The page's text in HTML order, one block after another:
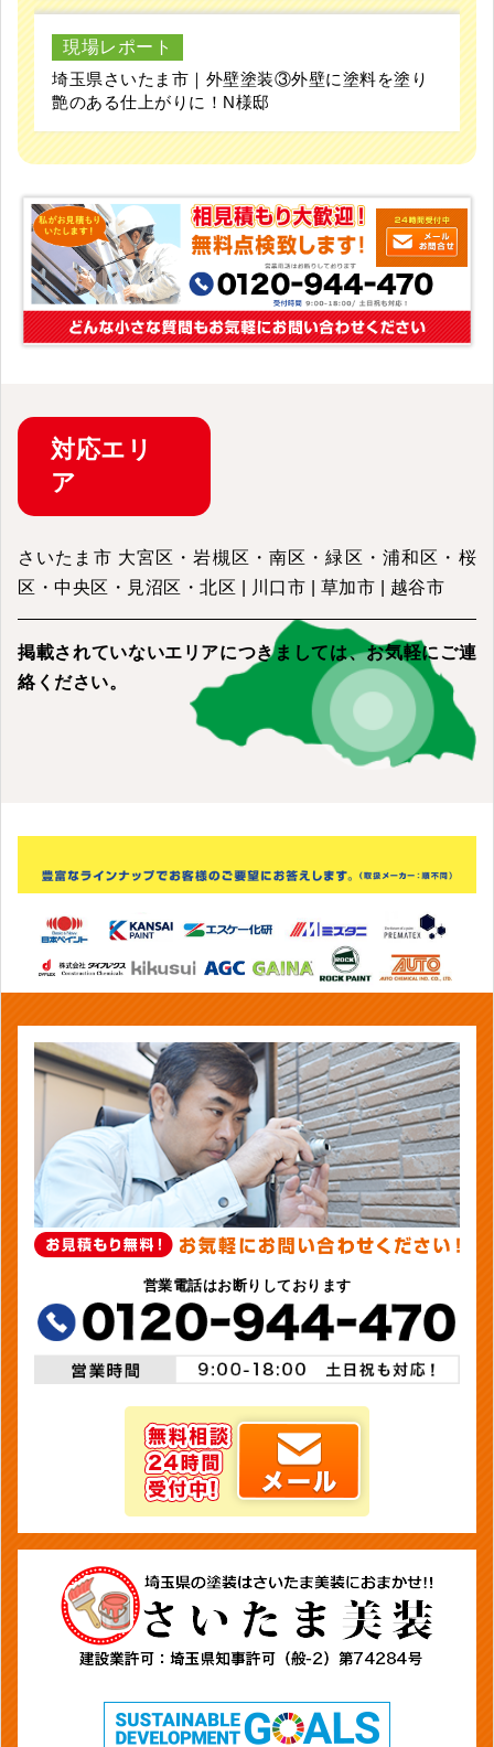
現場レポート
埼玉県さいたま市｜外壁塗装③外壁に塗料を塗り
艶のある仕上がりに！N様邸
対応エリ
ア
さいたま市 大宮区・岩槻区・南区・緑区・浦和区・桜
区・中央区・見沼区・北区 | 川口市 | 草加市 | 越谷市
掲載されていないエリアにつきましては、お気軽にご連
絡ください。
営業電話はお断りしております